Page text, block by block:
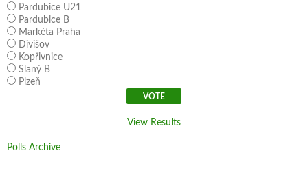
Pardubice U21
Pardubice B
Markéta Praha
Divišov
Kopřivnice
Slaný B
Plzeň
View Results
Polls Archive